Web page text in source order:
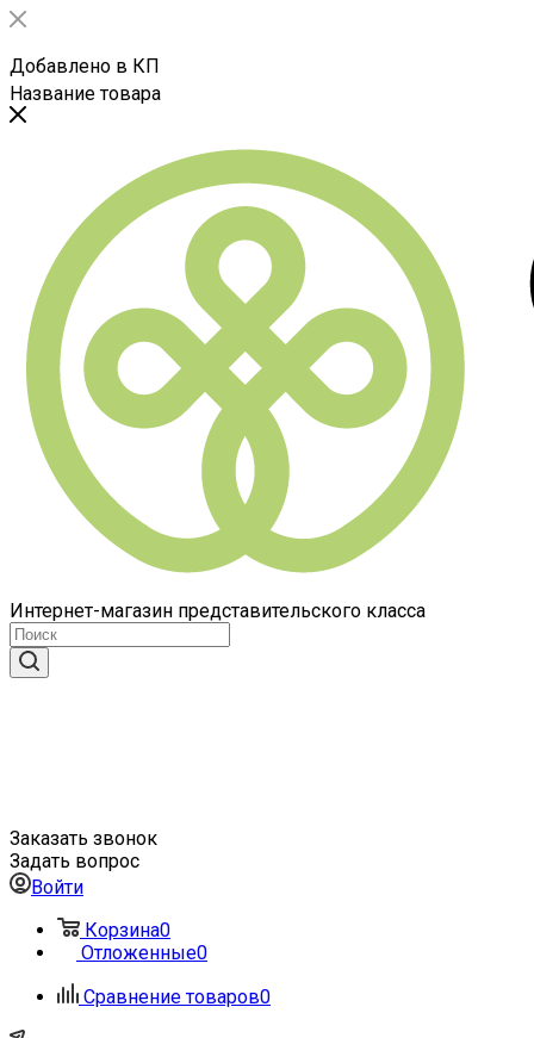
Добавлено в КП
Название товара
Интернет-магазин представительского класса
Заказать звонок
Задать вопрос
Войти
Корзина0
Отложенные0
Сравнение товаров0